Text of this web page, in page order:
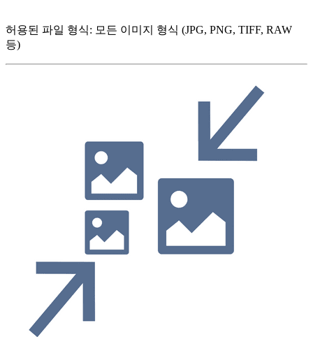
허용된 파일 형식: 모든 이미지 형식 (JPG, PNG, TIFF, RAW
등)